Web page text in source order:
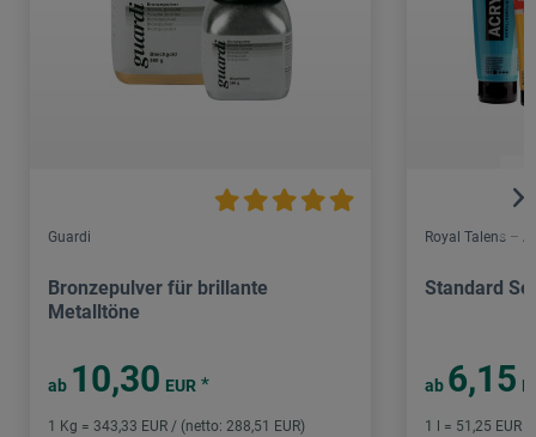
Guardi
Bronzepulver für brillante
Metalltöne
ab 10,30 EUR *
1 Kg = 343,33 EUR / (netto: 288,51 EUR)
Royal Talens –
Standard
ab 6,15
1 l = 51,25 EUR